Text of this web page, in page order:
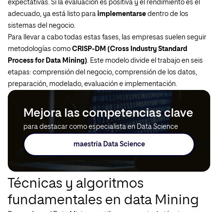
expectativas. Si la evaluación es positiva y el rendimiento es el
adecuado, ya está listo para implementarse dentro de los
sistemas del negocio.
Para llevar a cabo todas estas fases, las empresas suelen seguir
metodologías como CRISP-DM (Cross Industry Standard
Process for Data Mining). Este modelo divide el trabajo en seis
etapas: comprensión del negocio, comprensión de los datos,
preparación, modelado, evaluación e implementación.
Mejora las competencias clave
para destacar como especialista en Data Science
maestría Data Science
Técnicas y algoritmos
fundamentales en data Mining